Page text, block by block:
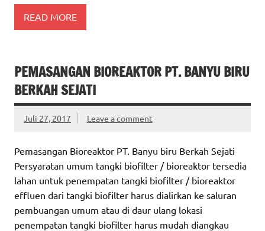
READ MORE
PEMASANGAN BIOREAKTOR PT. BANYU BIRU
BERKAH SEJATI
Juli 27, 2017 Leave a comment
Pemasangan Bioreaktor PT. Banyu biru Berkah Sejati
Persyaratan umum tangki biofilter / bioreaktor tersedia
lahan untuk penempatan tangki biofilter / bioreaktor
effluen dari tangki biofilter harus dialirkan ke saluran
pembuangan umum atau di daur ulang lokasi
penempatan tangki biofilter harus mudah diangkau